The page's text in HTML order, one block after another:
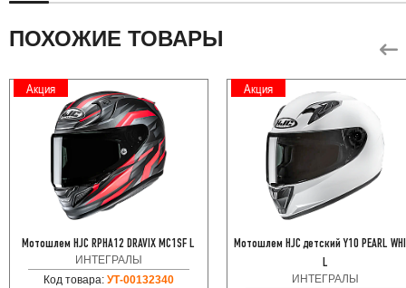
ПОХОЖИЕ ТОВАРЫ
Акция
Мотошлем HJC RPHA12 DRAVIX MC1SF L
ИНТЕГРАЛЫ
Код товара: УТ-00132340
Акция
Мотошлем HJC детский Y10 PEARL
L
ИНТЕГРАЛЫ